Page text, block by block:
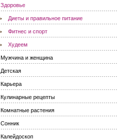
Здоровье
Диеты и правильное питание
Фитнес и спорт
Худеем
Мужчина и женщина
Детская
Карьера
Кулинарные рецепты
Комнатные растения
Сонник
Калейдоскоп